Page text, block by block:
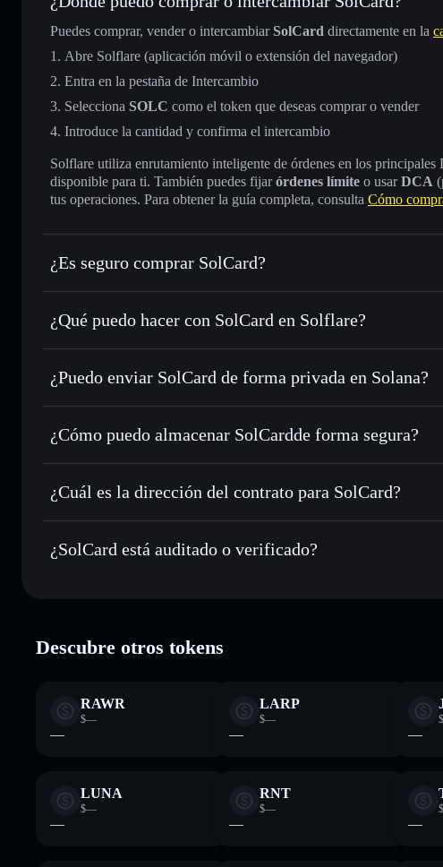
Puedes comprar, vender o intercambiar SolCard directamente en la
Abre Solflare (aplicación móvil o extensión del navegador)
Entra en la pestaña de Intercambio
Selecciona SOLC como el token que deseas comprar o vender
Introduce la cantidad y confirma el intercambio
Solflare utiliza enrutamiento inteligente de órdenes en los
disponible para ti. También puedes fijarórdenes límite o usarDCA
tus operaciones. Para obtener la guía completa, consulta Cómo
¿Es seguro comprar SolCard?
SolCard token verificado
¿Qué puedo hacer con SolCard en Solflare?
SolCard
cartera de Solflare
Intercambiar al instante: operar con SOLC para SOL, USDC o
Utilizar DCA: promedio de coste en dólares en SOLC a lo largo
Enviar de forma privada: transferir SOLC sin vincular
privacidad integrado de Solflare
Holdear de forma segura: almacenar SOLC en una cartera sin
¿Puedo enviar SolCard de forma privada en Solana?
cartera de Solflare
agregador de privacidad
SolCard
¿Cómo puedo almacenar SolCardde forma segura?
SolCard cartera sin
¿Cuál es la dirección del contrato para SolCard?
SolCard
DLUNTKRQt7CrpqSX1naHUYoBznJ9pvMP65uCeWQgYnRK
¿SolCard está auditado o verificado?
Descubre otros tokens
RAWR
$—
—
LARP
$—
— —
LUNA
$—
—
RNT
$—
— —